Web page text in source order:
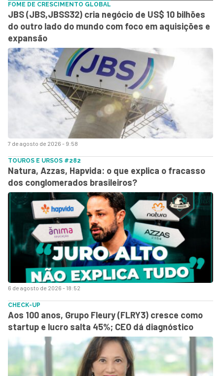
7 de agosto de 2026 - 9:58
FOME DE CRESCIMENTO GLOBAL
JBS (JBS,JBSS32) cria negócio de US$ 10 bilhões
do outro lado do mundo com foco em aquisições e
expansão
6 de agosto de 2026 - 18:52
TOUROS E URSOS #282
Natura, Azzas, Hapvida: o que explica o fracasso
dos conglomerados brasileiros?
CHECK-UP
Aos 100 anos, Grupo Fleury (FLRY3) cresce como
startup e lucro salta 45%; CEO dá diagnóstico